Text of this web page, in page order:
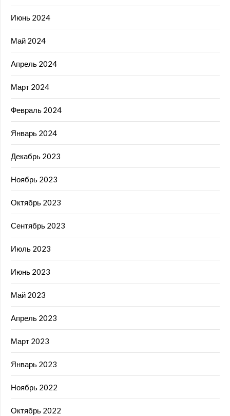
Июнь 2024
Май 2024
Апрель 2024
Март 2024
Февраль 2024
Январь 2024
Декабрь 2023
Ноябрь 2023
Октябрь 2023
Сентябрь 2023
Июль 2023
Июнь 2023
Май 2023
Апрель 2023
Март 2023
Январь 2023
Ноябрь 2022
Октябрь 2022